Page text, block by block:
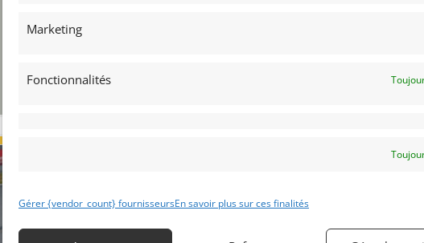
Marketing
Fonctionnalités
Gérer {vendor_count} fournisseursEn savoir plus sur ces finalités
classement général.